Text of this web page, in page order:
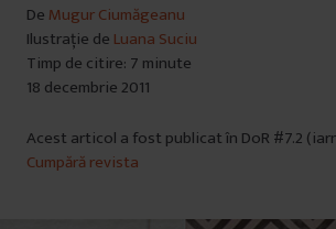
De Mugur Ciumăgeanu
Ilustrație de Luana Suciu
Timp de citire: 7 minute
18 decembrie 2011
Acest articol a fost publicat în DoR #7.2
Cumpără revista